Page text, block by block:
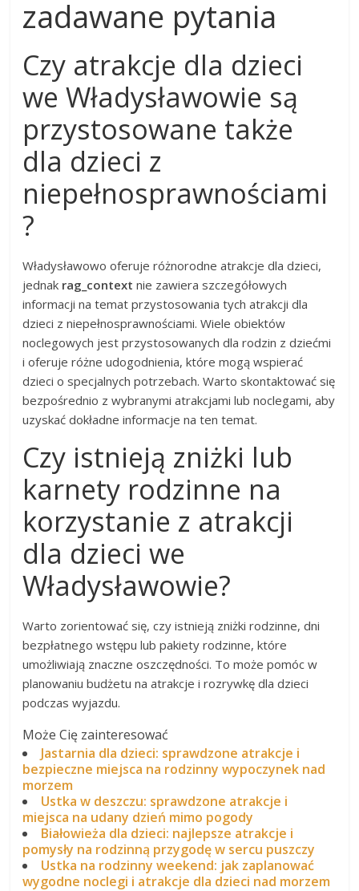
zadawane pytania
Czy atrakcje dla dzieci
we Władysławowie są
przystosowane także
dla dzieci z
niepełnosprawnościami
?
Władysławowo oferuje różnorodne atrakcje dla dzieci,
jednak rag_context nie zawiera szczegółowych
informacji na temat przystosowania tych atrakcji dla
dzieci z niepełnosprawnościami. Wiele obiektów
noclegowych jest przystosowanych dla rodzin z dziećmi
i oferuje różne udogodnienia, które mogą wspierać
dzieci o specjalnych potrzebach. Warto skontaktować się
bezpośrednio z wybranymi atrakcjami lub noclegami, aby
uzyskać dokładne informacje na ten temat.
Czy istnieją zniżki lub
karnety rodzinne na
korzystanie z atrakcji
dla dzieci we
Władysławowie?
Warto zorientować się, czy istnieją zniżki rodzinne, dni
bezpłatnego wstępu lub pakiety rodzinne, które
umożliwiają znaczne oszczędności. To może pomóc w
planowaniu budżetu na atrakcje i rozrywkę dla dzieci
podczas wyjazdu.
Może Cię zainteresować
Jastarnia dla dzieci: sprawdzone atrakcje i
bezpieczne miejsca na rodzinny wypoczynek nad
morzem
Ustka w deszczu: sprawdzone atrakcje i
miejsca na udany dzień mimo pogody
Białowieża dla dzieci: najlepsze atrakcje i
pomysły na rodzinną przygodę w sercu puszczy
Ustka na rodzinny weekend: jak zaplanować
wygodne noclegi i atrakcje dla dzieci nad morzem